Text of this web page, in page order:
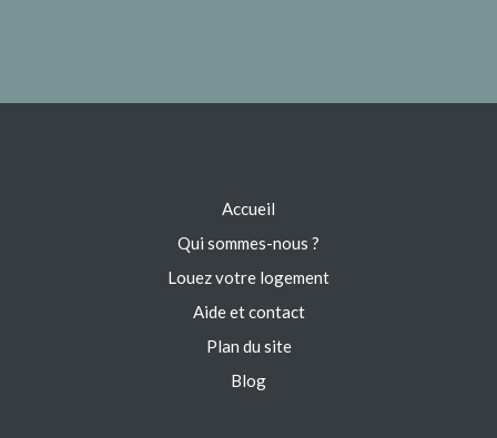
Accueil
Qui sommes-nous ?
Louez votre logement
Aide et contact
Plan du site
Blog